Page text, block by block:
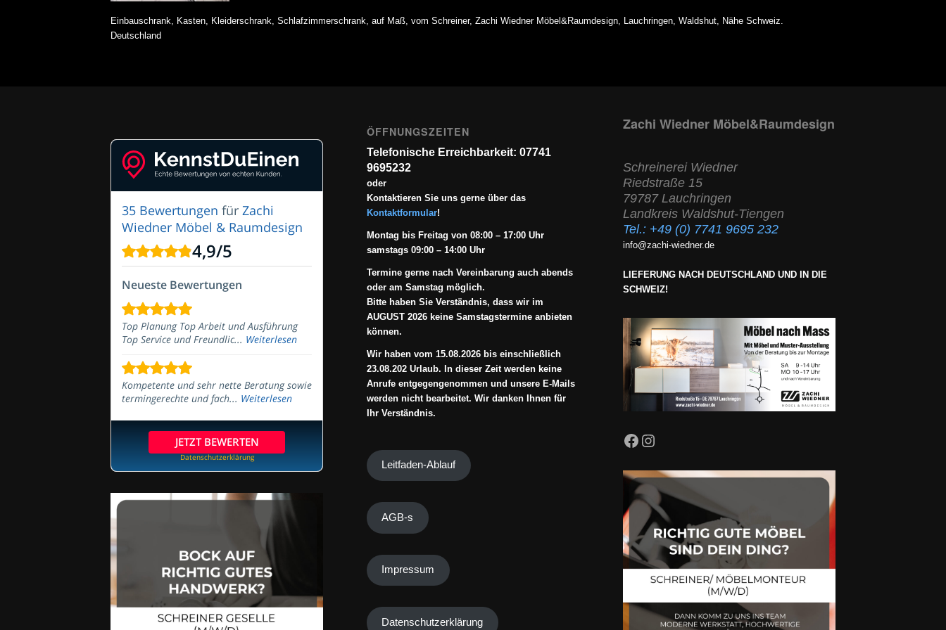
Einbauschrank, Kasten, Kleiderschrank, Schlafzimmerschrank, auf Maß, vom Schreiner, Zachi Wiedner Möbel&Raumdesign, Lauchringen, Waldshut, Nähe Schweiz.
Deutschland
35 Bewertungen für Zachi
Wiedner Möbel & Raumdesign
4,9/5
Neueste Bewertungen
Top Planung Top Arbeit und Ausführung
Top Service und Freundlic... Weiterlesen
Kompetente und sehr nette Beratung sowie
termingerechte und fach... Weiterlesen
JETZT BEWERTEN
Datenschutzerklärung
ÖFFNUNGSZEITEN
Telefonische Erreichbarkeit: 07741
9695232
oder
Kontaktieren Sie uns gerne über das
Kontaktformular!
Montag bis Freitag von 08:00 – 17:00 Uhr
samstags 09:00 – 14:00 Uhr
Termine gerne nach Vereinbarung auch abends
oder am Samstag möglich.
Bitte haben Sie Verständnis, dass wir im
AUGUST 2026 keine Samstagstermine anbieten
können.
Wir haben vom 15.08.2026 bis einschließlich
23.08.202 Urlaub. In dieser Zeit werden keine
Anrufe entgegengenommen und unsere E-Mails
werden nicht bearbeitet. Wir danken Ihnen für
Ihr Verständnis.
Leitfaden-Ablauf
AGB-s
Impressum
Datenschutzerklärung
Zachi Wiedner Möbel&Raumdesign
Schreinerei Wiedner
Riedstraße 15
79787 Lauchringen
Landkreis Waldshut-Tiengen
Tel.: +49 (0) 7741 9695 232
info@zachi-wiedner.de
LIEFERUNG NACH DEUTSCHLAND UND IN DIE
SCHWEIZ!
Facebook
Instagram